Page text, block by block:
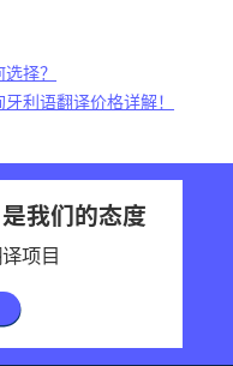
择？
利语翻译价格详解！
我们的态度
项目